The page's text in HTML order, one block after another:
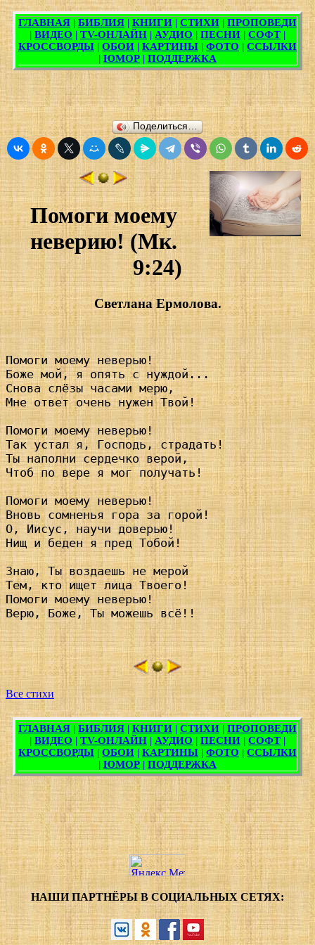
Поделиться…
Помоги моему
неверию! (Мк.
9:24)
Светлана Ермолова.
Помоги моему неверью!
Боже мой, я опять с нуждой...
Снова слёзы часами мерю,
Мне ответ очень нужен Твой!
Помоги моему неверью!
Так устал я, Господь, страдать!
Ты наполни сердечко верой,
Чтоб по вере я мог получать!
Помоги моему неверью!
Вновь сомненья гора за горой!
О, Иисус, научи доверью!
Нищ и беден я пред Тобой!
Знаю, Ты воздаeшь не мерой
Тем, кто ищет лица Твоего!
Помоги моему неверью!
Верю, Боже, Ты можешь всё!!
Все стихи